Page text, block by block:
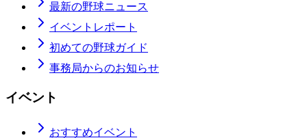
最新の野球ニュース
イベントレポート
初めての野球ガイド
事務局からのお知らせ
イベント
おすすめイベント